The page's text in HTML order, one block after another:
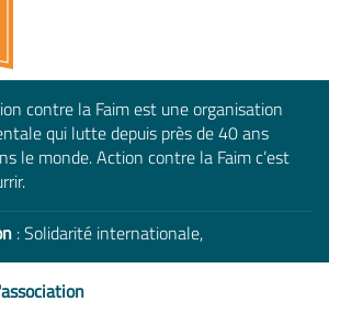
contre la Faim est une organisation
qui lutte depuis près de 40 ans
le monde. Action contre la Faim c’est
: Solidarité internationale,